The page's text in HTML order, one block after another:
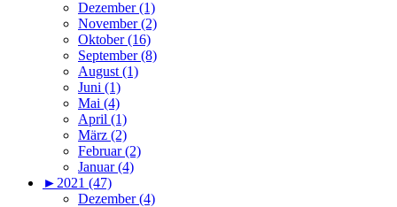
Dezember (1)
November (2)
Oktober (16)
September (8)
August (1)
Juni (1)
Mai (4)
April (1)
März (2)
Februar (2)
Januar (4)
►2021 (47)
Dezember (4)